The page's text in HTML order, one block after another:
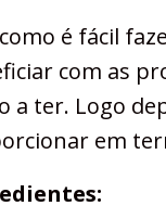
é fácil
com as
a ter. Logo
em